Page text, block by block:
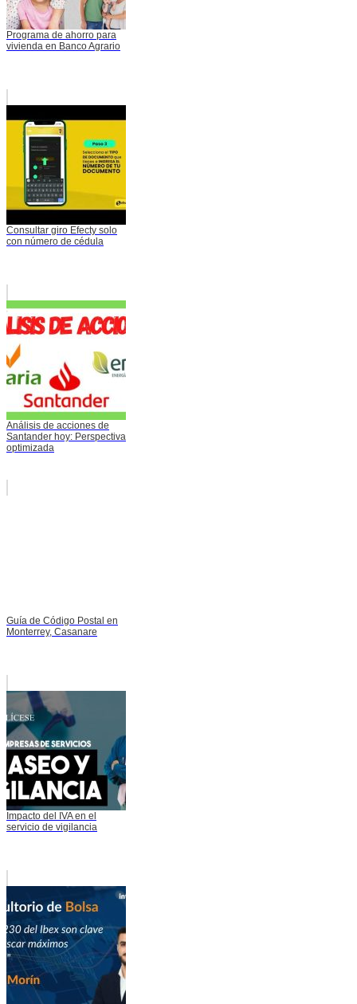
Programa de ahorro para
vivienda en Banco Agrario
Consultar giro Efecty solo
con número de cédula
Análisis de acciones de
Santander hoy: Perspectiva
optimizada
Guía de Código Postal en
Monterrey, Casanare
Impacto del IVA en el
servicio de vigilancia